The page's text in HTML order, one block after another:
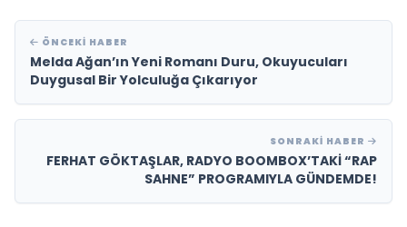
ÖNCEKI HABER
Melda Ağan’ın Yeni Romanı Duru, Okuyucuları
Duygusal Bir Yolculuğa Çıkarıyor
SONRAKI HABER
FERHAT GÖKTAŞLAR, RADYO BOOMBOX’TAKİ “RAP
SAHNE” PROGRAMIYLA GÜNDEMDE!